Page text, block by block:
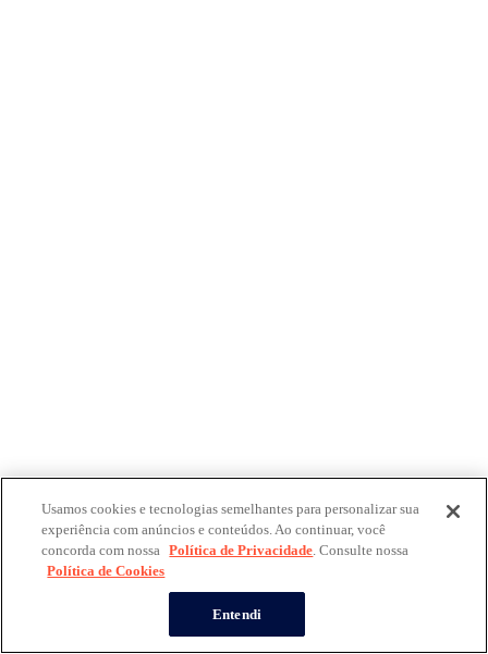
Usamos cookies e tecnologias semelhantes para personalizar sua
experiência com anúncios e conteúdos. Ao continuar, você
concorda com nossa Política de Privacidade. Consulte nossa
Política de Cookies
Entendi